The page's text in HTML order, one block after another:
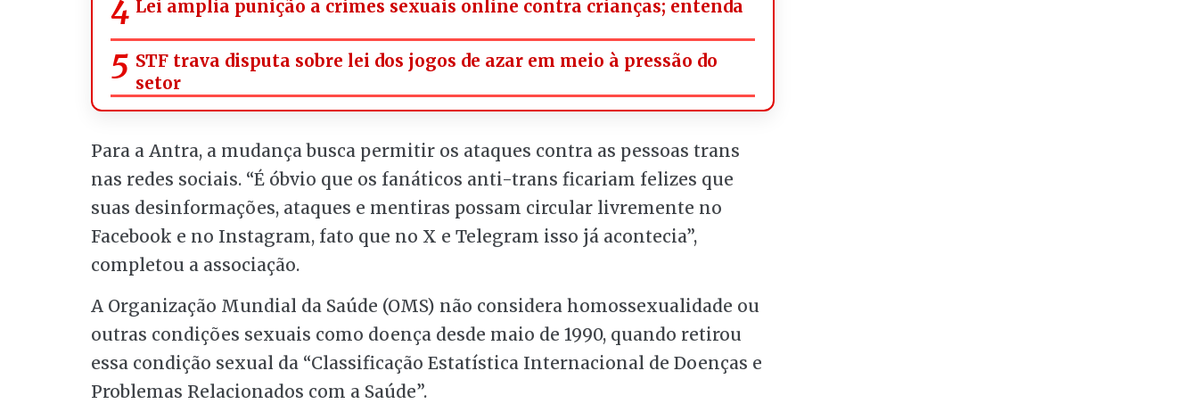
Lei amplia punição a crimes sexuais online contra crianças; entenda
STF trava disputa sobre lei dos jogos de azar em meio à pressão do
setor
Para a Antra, a mudança busca permitir os ataques contra as pessoas trans
nas redes sociais. “É óbvio que os fanáticos anti-trans ficariam felizes que
suas desinformações, ataques e mentiras possam circular livremente no
Facebook e no Instagram, fato que no X e Telegram isso já acontecia”,
completou a associação.
A Organização Mundial da Saúde (OMS) não considera homossexualidade ou
outras condições sexuais como doença desde maio de 1990, quando retirou
essa condição sexual da “Classificação Estatística Internacional de Doenças e
Problemas Relacionados com a Saúde”.